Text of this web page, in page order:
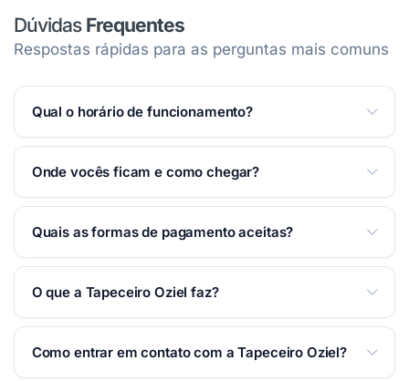
Dúvidas Frequentes
Respostas rápidas para as perguntas mais comuns
Qual o horário de funcionamento?
Atendemos Segunda a Sexta das 08:00 às 18:00.
Ver
Onde vocês ficam e como chegar?
Estamos na Rua Chapeuzinho Vermelho, 57 —
pelo Waze ou Google Maps naseção Localização
desta página.
Quais as formas de pagamento aceitas?
Aceitamos: Dinheiro.
O que a Tapeceiro Oziel faz?
Tapeçaria em Taubaté. Reforma de estofados em
Como entrar em contato com a Tapeceiro Oziel?